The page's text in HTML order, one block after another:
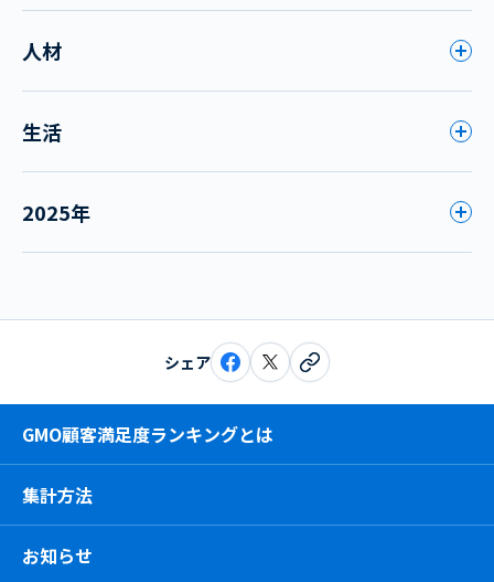
人材
生活
2025年
シェア
GMO顧客満足度ランキングとは
集計方法
お知らせ